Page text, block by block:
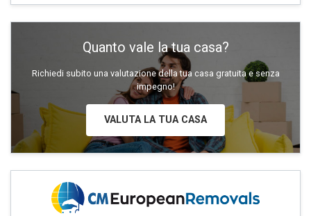
Quanto vale la tua casa?
Richiedi subito una valutazione della tua casa gratuita e senza
impegno!
VALUTA LA TUA CASA